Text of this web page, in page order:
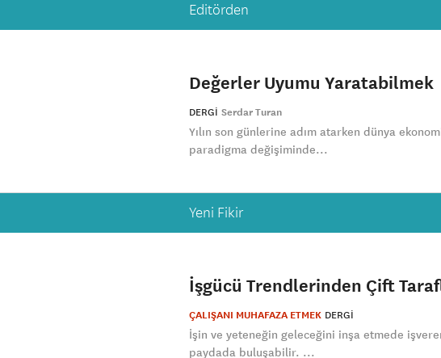
Editörden
Değerler Uyumu Yaratabilmek
DERGI Serdar Turan
Yılın son günlerine adım atarken dünya
paradigma değişiminde...
Yeni Fikir
İşgücü Trendlerinden Çift
ÇALIŞANI MUHAFAZA ETMEK DERGI
İşin ve yeteneğin geleceğini inşa etmede
paydada buluşabilir. ...